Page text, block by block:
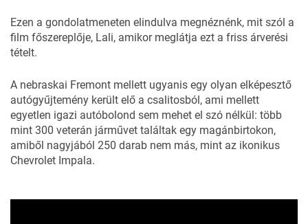
Ezen a gondolatmeneten elindulva megnéznénk, mit szól a
film főszereplője, Lali, amikor meglátja ezt a friss árverési
tételt.
A nebraskai Fremont mellett ugyanis egy olyan elképesztő
autógyűjtemény került elő a csalitosból, ami mellett
egyetlen igazi autóbolond sem mehet el szó nélkül: több
mint 300 veterán járművet találtak egy magánbirtokon,
amiből nagyjából 250 darab nem más, mint az ikonikus
Chevrolet Impala.